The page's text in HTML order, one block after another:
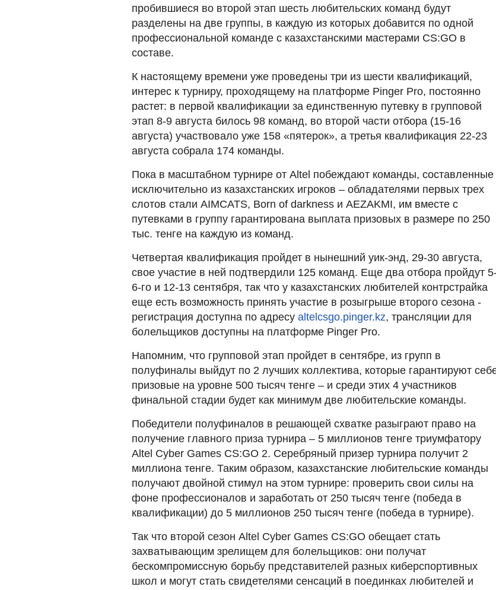
пробившиеся во второй этап шесть любительских команд будут
разделены на две группы, в каждую из которых добавится по одной
профессиональной команде с казахстанскими мастерами CS:GO в
составе.
К настоящему времени уже проведены три из шести квалификаций,
интерес к турниру, проходящему на платформе Pinger Pro, постоянно
растет: в первой квалификации за единственную путевку в групповой
этап 8-9 августа билось 98 команд, во второй части отбора (15-16
августа) участвовало уже 158 «пятерок», а третья квалификация 22-23
августа собрала 174 команды.
Пока в масштабном турнире от Altel побеждают команды, составленные
исключительно из казахстанских игроков – обладателями первых трех
слотов стали AIMCATS, Born of darkness и AEZAKMI, им вместе с
путевками в группу гарантирована выплата призовых в размере по 250
тыс. тенге на каждую из команд.
Четвертая квалификация пройдет в нынешний уик-энд, 29-30 августа,
свое участие в ней подтвердили 125 команд. Еще два отбора пройдут
6-го и 12-13 сентября, так что у казахстанских любителей контрстрайка
еще есть возможность принять участие в розыгрыше второго сезона -
регистрация доступна по адресу altelcsgo.pinger.kz, трансляции для
болельщиков доступны на платформе Pinger Pro.
Напомним, что групповой этап пройдет в сентябре, из групп в
полуфиналы выйдут по 2 лучших коллектива, которые гарантируют
призовые на уровне 500 тысяч тенге – и среди этих 4 участников
финальной стадии будет как минимум две любительские команды.
Победители полуфиналов в решающей схватке разыграют право на
получение главного приза турнира – 5 миллионов тенге триумфатору
Altel Cyber Games CS:GO 2. Серебряный призер турнира получит 2
миллиона тенге. Таким образом, казахстанские любительские команды
получают двойной стимул на этом турнире: проверить свои силы на
фоне профессионалов и заработать от 250 тысяч тенге (победа в
квалификации) до 5 миллионов 250 тысяч тенге (победа в турнире).
Так что второй сезон Altel Cyber Games CS:GO обещает стать
захватывающим зрелищем для болельщиков: они получат
бескомпромиссную борьбу представителей разных киберспортивных
школ и могут стать свидетелями сенсаций в поединках любителей и